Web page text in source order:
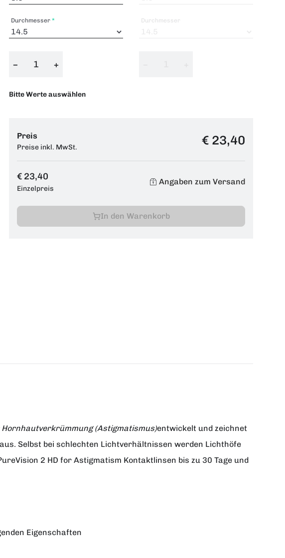
Durchmesser
− +
Bitte Werte auswählen
Durchmesser
Preis
Preise inkl. MwSt. € 23,40
€ 23,40
Einzelpreis
Angaben zum Versand
In den Warenkorb
(Astigmatismus)entwickelt und zeichnet
Selbst bei schlechten Lichtverhältnissen werden Lichthöfe
2 HD for Astigmatism Kontaktlinsen bis zu 30 Tage und
Eigenschaften